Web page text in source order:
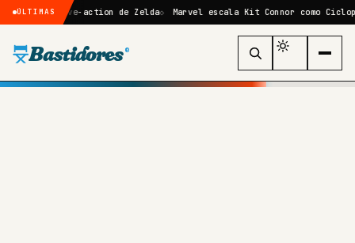
ÚLTIMAS
live-action de Zelda Marvel escala Kit Connor como Ciclope no
Bastidores ®